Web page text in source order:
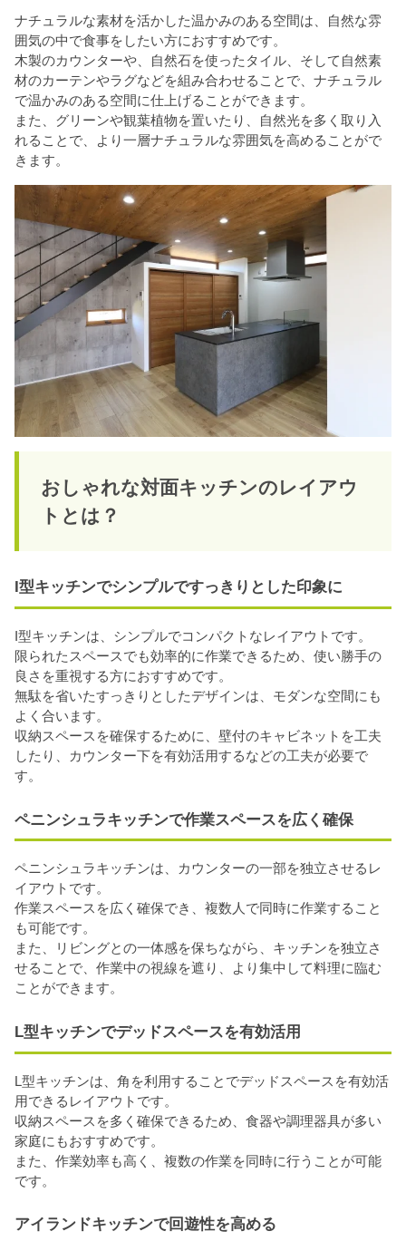
ナチュラルな素材を活かした温かみのある空間は、自然な雰
囲気の中で食事をしたい方におすすめです。
木製のカウンターや、自然石を使ったタイル、そして自然素
材のカーテンやラグなどを組み合わせることで、ナチュラル
で温かみのある空間に仕上げることができます。
また、グリーンや観葉植物を置いたり、自然光を多く取り入
れることで、より一層ナチュラルな雰囲気を高めることがで
きます。
おしゃれな対面キッチンのレイアウ
トとは？
I型キッチンでシンプルですっきりとした印象に
I型キッチンは、シンプルでコンパクトなレイアウトです。
限られたスペースでも効率的に作業できるため、使い勝手の
良さを重視する方におすすめです。
無駄を省いたすっきりとしたデザインは、モダンな空間にも
よく合います。
収納スペースを確保するために、壁付のキャビネットを工夫
したり、カウンター下を有効活用するなどの工夫が必要で
す。
ペニンシュラキッチンで作業スペースを広く確保
ペニンシュラキッチンは、カウンターの一部を独立させるレ
イアウトです。
作業スペースを広く確保でき、複数人で同時に作業すること
も可能です。
また、リビングとの一体感を保ちながら、キッチンを独立さ
せることで、作業中の視線を遮り、より集中して料理に臨む
ことができます。
L型キッチンでデッドスペースを有効活用
L型キッチンは、角を利用することでデッドスペースを有効活
用できるレイアウトです。
収納スペースを多く確保できるため、食器や調理器具が多い
家庭にもおすすめです。
また、作業効率も高く、複数の作業を同時に行うことが可能
です。
アイランドキッチンで回遊性を高める